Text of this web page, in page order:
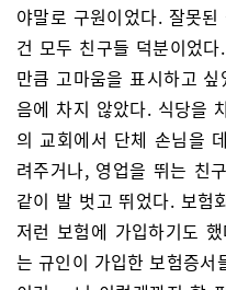
야말로 구원이었다. 잘못
건 모두 친구들 덕분이었
만큼 고마움을 표시하고
음에 차지 않았다. 식당을
의 교회에서 단체 손님을
려주거나, 영업을 뛰는 친
같이 발 벗고 뛰었다. 보험
저런 보험에 가입하기도
는 규인이 가입한 보험증